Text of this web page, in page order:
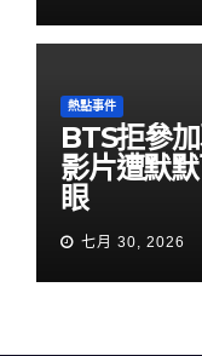
熱點事件
BTS拒參
影片遭默
眼
七月 30, 2026